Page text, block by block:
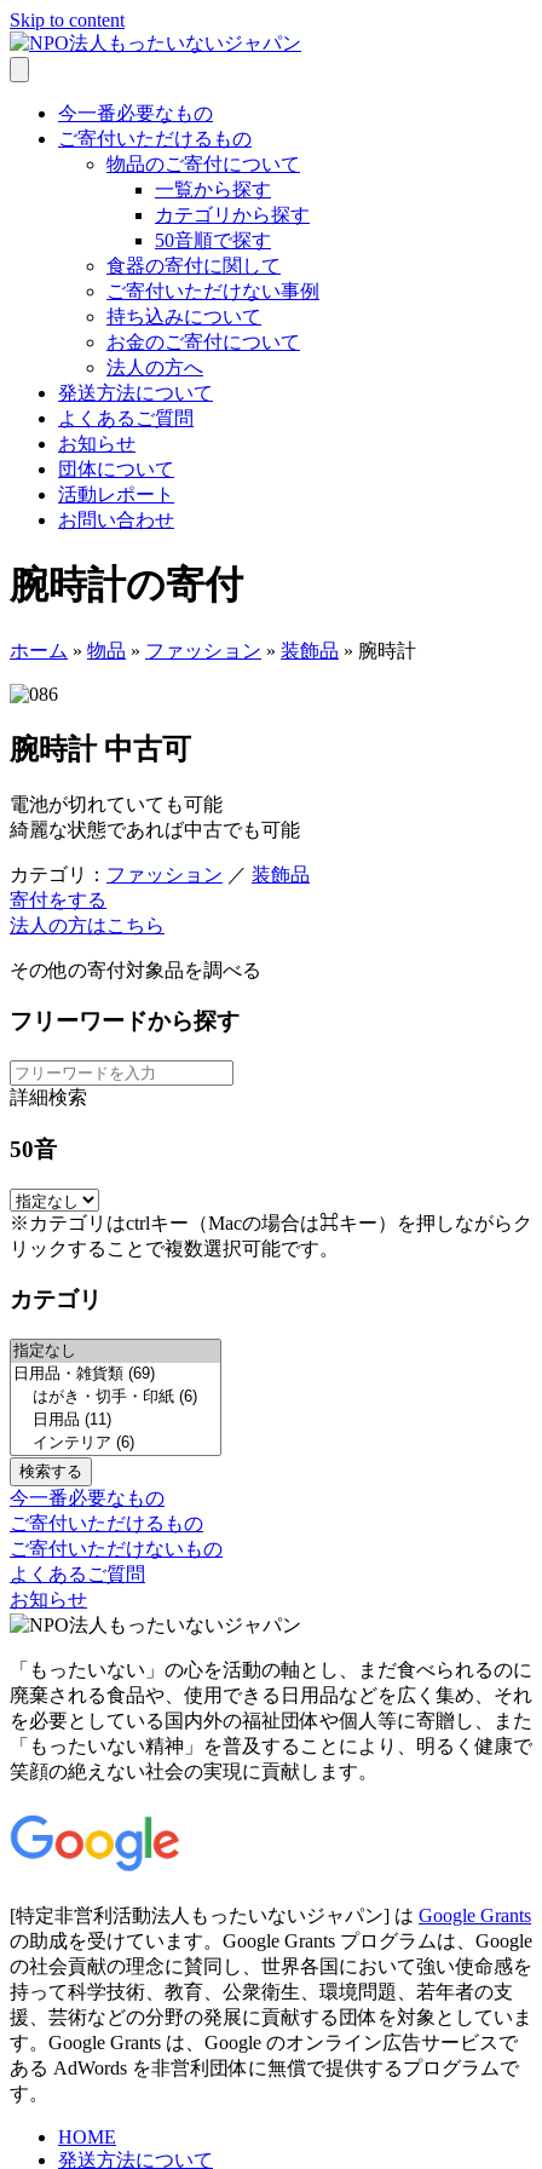
Skip to content
今一番必要なもの
ご寄付いただけるもの
物品のご寄付について
一覧から探す
カテゴリから探す
50音順で探す
食器の寄付に関して
ご寄付いただけない事例
持ち込みについて
お金のご寄付について
法人の方へ
発送方法について
よくあるご質問
お知らせ
団体について
活動レポート
お問い合わせ
腕時計の寄付
ホーム » 物品 » ファッション » 装飾品 » 腕時計
腕時計 中古可
電池が切れていても可能
綺麗な状態であれば中古でも可能
カテゴリ： ファッション ／ 装飾品
寄付をする
法人の方はこちら
その他の寄付対象品を調べる
フリーワードから探す
詳細検索
50音
※カテゴリはctrlキー（Macの場合は⌘キー）を押しながらク
リックすることで複数選択可能です。
カテゴリ
今一番必要なもの
ご寄付いただけるもの
ご寄付いただけないもの
よくあるご質問
お知らせ
「もったいない」の心を活動の軸とし、まだ食べられるのに
廃棄される食品や、使用できる日用品などを広く集め、それ
を必要としている国内外の福祉団体や個人等に寄贈し、また
「もったいない精神」を普及することにより、明るく健康で
笑顔の絶えない社会の実現に貢献します。
[特定非営利活動法人もったいないジャパン] は Google Grants
の助成を受けています。Google Grants プログラムは、Google
の社会貢献の理念に賛同し、世界各国において強い使命感を
持って科学技術、教育、公衆衛生、環境問題、若年者の支
援、芸術などの分野の発展に貢献する団体を対象としていま
す。Google Grants は、Google のオンライン広告サービスで
ある AdWords を非営利団体に無償で提供するプログラムで
す。
HOME
発送方法について